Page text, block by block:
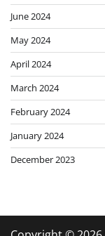
June 2024
May 2024
April 2024
March 2024
February 2024
January 2024
December 2023